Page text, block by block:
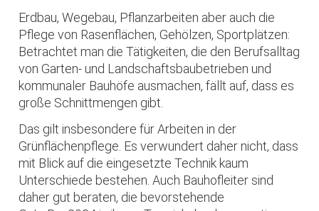
Erdbau, Wegebau, Pflanzarbeiten aber auch die
Pflege von Rasenflächen, Gehölzen, Sportplätzen:
Betrachtet man die Tätigkeiten, die den Berufsalltag
von Garten- und Landschaftsbaubetrieben und
kommunaler Bauhöfe ausmachen, fällt auf, dass es
große Schnittmengen gibt.
Das gilt insbesondere für Arbeiten in der
Grünflächenpflege. Es verwundert daher nicht, dass
mit Blick auf die eingesetzte Technik kaum
Unterschiede bestehen. Auch Bauhofleiter sind
daher gut beraten, die bevorstehende